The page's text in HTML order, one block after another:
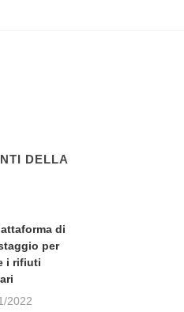
DELLA
di
per
i rifiuti
2022